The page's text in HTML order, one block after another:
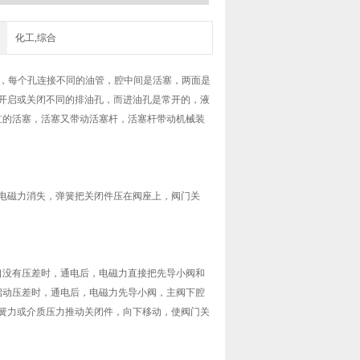
化工,综合
每个孔连接不同的油管，腔中间是活塞，两面是
启或关闭不同的排油孔，而进油孔是常开的，液
活塞，活塞又带动活塞杆，活塞杆带动机械装
磁力消失，弹簧把关闭件压在阀座上，阀门关
有压差时，通电后，电磁力直接把先导小阀和
压差时，通电后，电磁力先导小阀，主阀下腔
力或介质压力推动关闭件，向下移动，使阀门关